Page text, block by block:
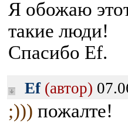
Я обожаю
такие люди!
Спасибо Ef.
Ef (автор)
;))) пожалте!